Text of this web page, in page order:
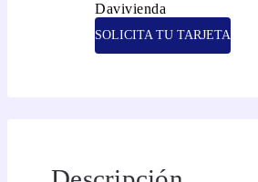
SOLICITA TU TARJETA